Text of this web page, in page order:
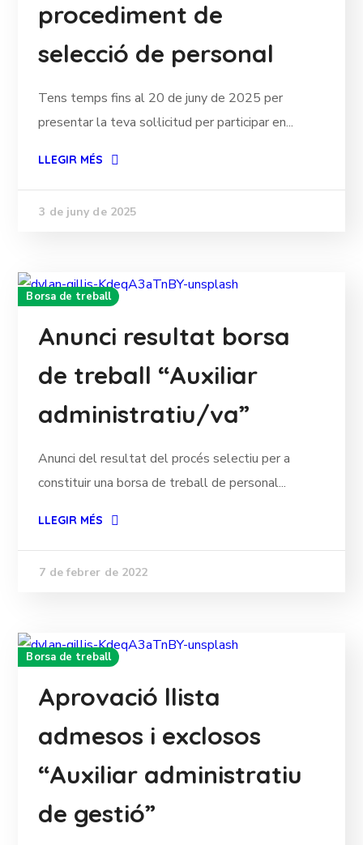
procediment de
selecció de personal
Tens temps fins al 20 de juny de 2025 per
presentar la teva sol·licitud per participar en...
LLEGIR MÉS
3 de juny de 2025
Borsa de treball
Anunci resultat borsa
de treball “Auxiliar
administratiu/va”
Anunci del resultat del procés selectiu per a
constituir una borsa de treball de personal...
LLEGIR MÉS
7 de febrer de 2022
Borsa de treball
Aprovació llista
admesos i exclosos
“Auxiliar administratiu
de gestió”